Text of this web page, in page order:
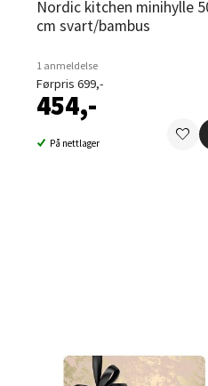
Nordic kitchen minihylle 50
cm svart/bambus
1 anmeldelse
Førpris 699,-
454,-
På nettlager
Åpent i
0 i butikk
Folke